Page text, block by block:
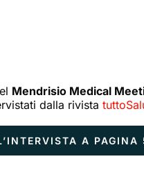
Mendrisio Medical
dalla rivista
A PAGINA